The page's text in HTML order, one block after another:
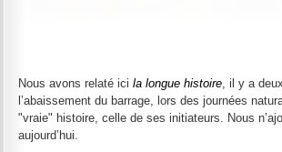
Nous avons relaté icila longue histoire, il y a
l’abaissement du barrage, lors des journées
"vraie" histoire, celle de ses initiateurs. Nous
aujourd’hui.